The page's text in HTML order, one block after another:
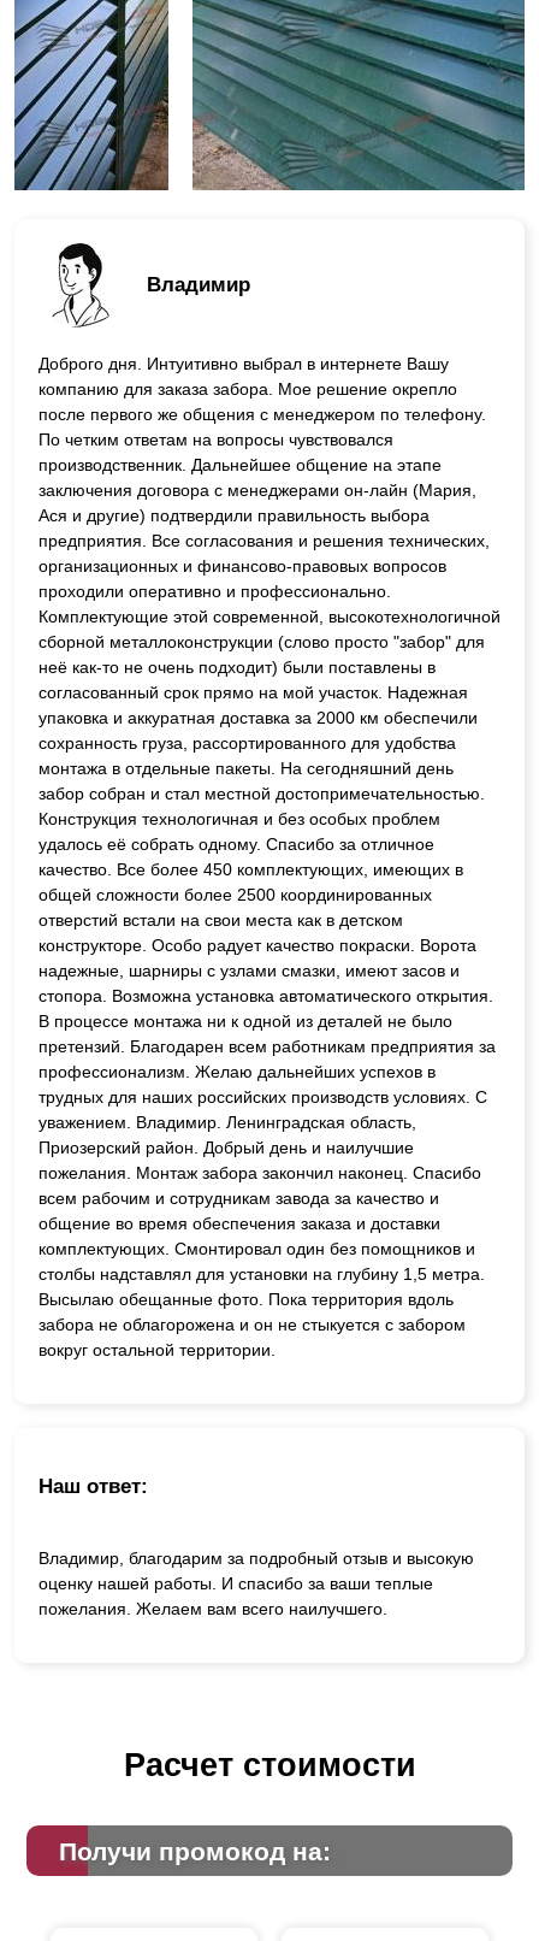
Владимир
Доброго дня. Интуитивно выбрал в интернете Вашу
компанию для заказа забора. Мое решение окрепло
после первого же общения с менеджером по телефону.
По четким ответам на вопросы чувствовался
производственник. Дальнейшее общение на этапе
заключения договора с менеджерами он-лайн (Мария,
Ася и другие) подтвердили правильность выбора
предприятия. Все согласования и решения технических,
организационных и финансово-правовых вопросов
проходили оперативно и профессионально.
Комплектующие этой современной, высокотехнологичной
сборной металлоконструкции (слово просто "забор" для
неё как-то не очень подходит) были поставлены в
согласованный срок прямо на мой участок. Надежная
упаковка и аккуратная доставка за 2000 км обеспечили
сохранность груза, рассортированного для удобства
монтажа в отдельные пакеты. На сегодняшний день
забор собран и стал местной достопримечательностью.
Конструкция технологичная и без особых проблем
удалось её собрать одному. Спасибо за отличное
качество. Все более 450 комплектующих, имеющих в
общей сложности более 2500 координированных
отверстий встали на свои места как в детском
конструкторе. Особо радует качество покраски. Ворота
надежные, шарниры с узлами смазки, имеют засов и
стопора. Возможна установка автоматического открытия.
В процессе монтажа ни к одной из деталей не было
претензий. Благодарен всем работникам предприятия за
профессионализм. Желаю дальнейших успехов в
трудных для наших российских производств условиях. С
уважением. Владимир. Ленинградская область,
Приозерский район. Добрый день и наилучшие
пожелания. Монтаж забора закончил наконец. Спасибо
всем рабочим и сотрудникам завода за качество и
общение во время обеспечения заказа и доставки
комплектующих. Смонтировал один без помощников и
столбы надставлял для установки на глубину 1,5 метра.
Высылаю обещанные фото. Пока территория вдоль
забора не облагорожена и он не стыкуется с забором
вокруг остальной территории.
Наш ответ:
Владимир, благодарим за подробный отзыв и высокую
оценку нашей работы. И спасибо за ваши теплые
пожелания. Желаем вам всего наилучшего.
Расчет стоимости
Получи промокод на: